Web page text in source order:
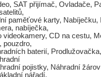
SAT přijímač, Ovladače,
paměťové karty, Nabíječku,
nabíječka,
videokamery, CD na cestu,
pouzdro,
baterií,
pojistky, Náhradní
nářadí,